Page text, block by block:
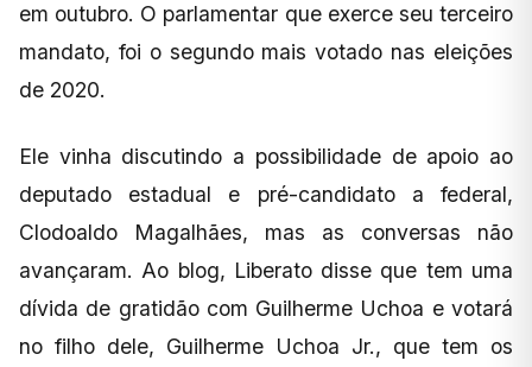
em outubro. O parlamentar que exerce seu terceiro
mandato, foi o segundo mais votado nas eleições
de 2020.
Ele vinha discutindo a possibilidade de apoio ao
deputado estadual e pré-candidato a federal,
Clodoaldo Magalhães, mas as conversas não
avançaram. Ao blog, Liberato disse que tem uma
dívida de gratidão com Guilherme Uchoa e votará
no filho dele, Guilherme Uchoa Jr., que tem os